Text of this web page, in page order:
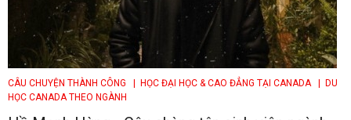
CÂU CHUYỆN THÀNH CÔNG | HỌC ĐẠI HỌC & CAO ĐẲNG TẠI CANADA
| DU
HỌC CANADA THEO NGÀNH